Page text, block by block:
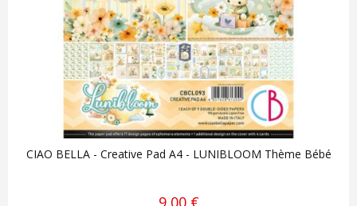
CIAO BELLA - Creative Pad A4 - LUNIBLOOM Thème Bébé
9,00 €